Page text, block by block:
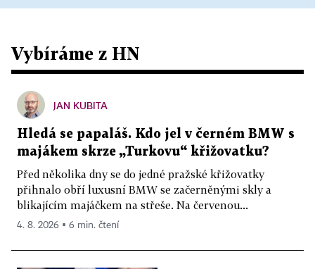
Vybíráme z HN
JAN KUBITA
Hledá se papaláš. Kdo jel v černém BMW s
majákem skrze „Turkovu“ křižovatku?
Před několika dny se do jedné pražské křižovatky
přihnalo obří luxusní BMW se začerněnými skly a
blikajícím majáčkem na střeše. Na červenou...
4. 8. 2026 ▪ 6 min. čtení